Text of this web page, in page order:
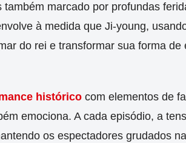
marcado por profundas
à medida que Ji-young,
do rei e transformar sua forma de
histórico com elementos de
emociona. A cada episódio, a
os espectadores grudados